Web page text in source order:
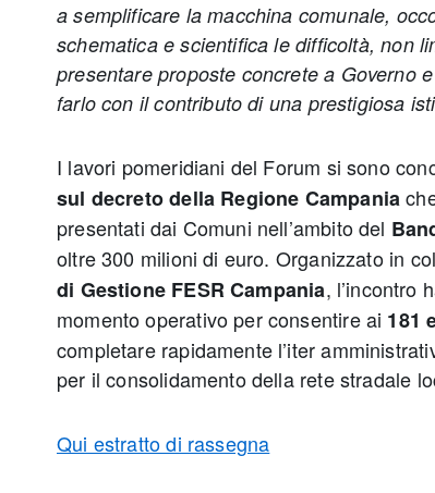
a semplificare la macchina comunale,
schematica e scientifica le difficoltà, non
presentare proposte concrete a Governo
farlo con il contributo di una prestigiosa
I lavori pomeridiani del Forum si sono
sul decreto della Regione Campania
presentati dai Comuni nell’ambito del
oltre 300 milioni di euro. Organizzato in
di Gestione FESR Campania, l’incontro
momento operativo per consentire ai 181
completare rapidamente l’iter
per il consolidamento della rete stradale
Qui estratto di rassegna